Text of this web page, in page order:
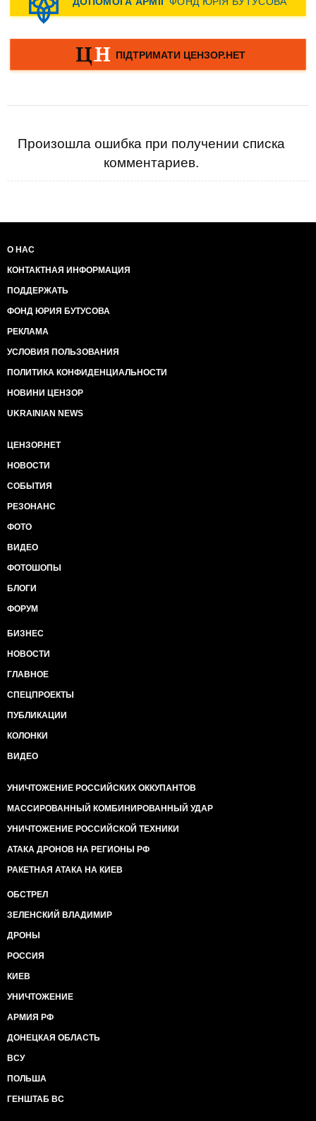
Произошла ошибка при получении списка
комментариев.
О НАС
КОНТАКТНАЯ ИНФОРМАЦИЯ
ПОДДЕРЖАТЬ
ФОНД ЮРИЯ БУТУСОВА
РЕКЛАМА
УСЛОВИЯ ПОЛЬЗОВАНИЯ
ПОЛИТИКА КОНФИДЕНЦИАЛЬНОСТИ
НОВИНИ ЦЕНЗОР
UKRAINIAN NEWS
ЦЕНЗОР.НЕТ
НОВОСТИ
СОБЫТИЯ
РЕЗОНАНС
ФОТО
ВИДЕО
ФОТОШОПЫ
БЛОГИ
ФОРУМ
БИЗНЕС
НОВОСТИ
ГЛАВНОЕ
СПЕЦПРОЕКТЫ
ПУБЛИКАЦИИ
КОЛОНКИ
ВИДЕО
УНИЧТОЖЕНИЕ РОССИЙСКИХ ОККУПАНТОВ
МАССИРОВАННЫЙ КОМБИНИРОВАННЫЙ УДАР
УНИЧТОЖЕНИЕ РОССИЙСКОЙ ТЕХНИКИ
АТАКА ДРОНОВ НА РЕГИОНЫ РФ
РАКЕТНАЯ АТАКА НА КИЕВ
ОБСТРЕЛ
ЗЕЛЕНСКИЙ ВЛАДИМИР
ДРОНЫ
РОССИЯ
КИЕВ
УНИЧТОЖЕНИЕ
АРМИЯ РФ
ДОНЕЦКАЯ ОБЛАСТЬ
ВСУ
ПОЛЬША
ГЕНШТАБ ВС